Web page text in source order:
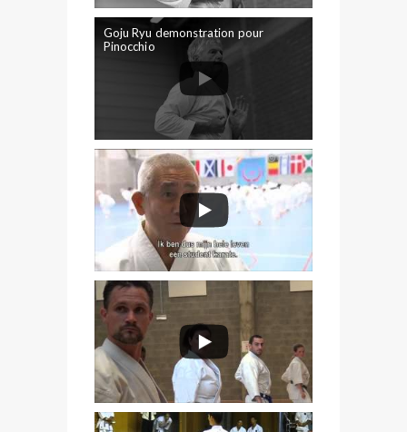
Goju Ryu demonstration pour
Pinocchio